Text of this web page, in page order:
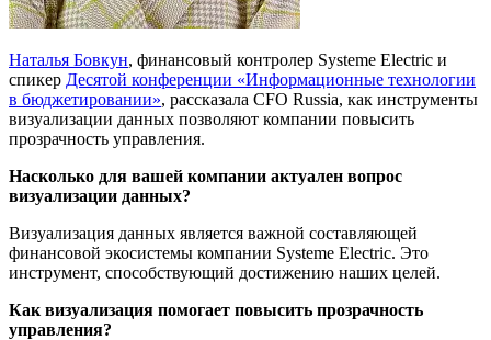
Наталья Бовкун, финансовый контролер Systeme Electric и
спикер Десятой конференции «Информационные технологии
в бюджетировании», рассказала CFO Russia, как инструменты
визуализации данных позволяют компании повысить
прозрачность управления.
Насколько для вашей компании актуален вопрос
визуализации данных?
Визуализация данных является важной составляющей
финансовой экосистемы компании Systeme Electric. Это
инструмент, способствующий достижению наших целей.
Как визуализация помогает повысить прозрачность
управления?